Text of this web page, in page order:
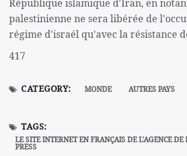
République islamique d'Iran, en
palestinienne ne sera libérée de
régime d'israél qu'avec la résistance
417
CATEGORY: MONDE AUTRES PAYS
TAGS:
LE SITE INTERNET EN FRANÇAIS DE L'AGENCE DE
PRESS